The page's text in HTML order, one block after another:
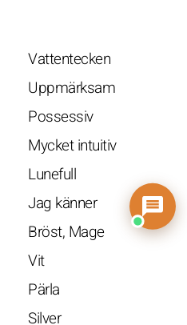
Vattentecken
Uppmärksam
Possessiv
Mycket intuitiv
Lunefull
Jag känner
Bröst, Mage
Vit
Pärla
Silver